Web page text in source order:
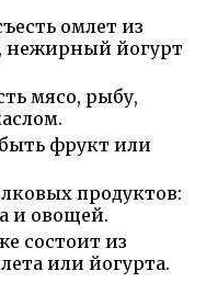
омлет из
нежирный йогурт
мясо, рыбу,
фрукт или
продуктов:
и овощей.
состоит из
или йогурта.